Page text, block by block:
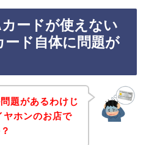
ードが使えない
ド自体に問題が
題があるわけじ
ヤホンのお店で